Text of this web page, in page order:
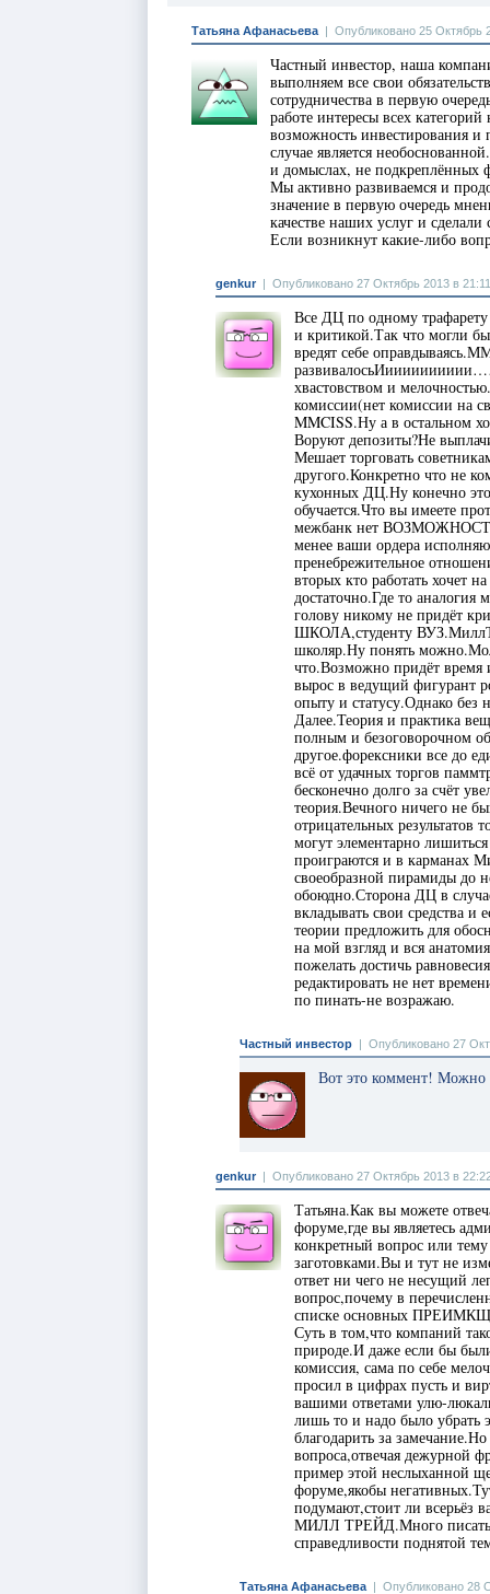
Татьяна Афанасьева Опубликовано 25 Октябрь
Частный инвестор, наша
выполняем все свои
сотрудничества в первую
работе интересы всех
возможность инвестирования
случае является
и домыслах, не подкреплённых
Мы активно развиваемся и
значение в первую очередь
качестве наших услуг и
Если возникнут какие-либо
genkur| Опубликовано 27 Октябрь 2013 в 21:11
Все ДЦ по одному
и критикой.Так что могли
вредят себе
хвастовством и
комиссии(нет комиссии на
MMCISS.Ну а в остальном
Воруют депозиты?Не
Мешает торговать
другого.Конкретно что не
кухонных ДЦ.Ну конечно
обучается.Что вы имеете
межбанк нет ВОЗМОЖНОСТИ
менее ваши ордера
пренебрежительное
вторых кто работать хочет
достаточно.Где то
голову никому не придёт
ШКОЛА,студенту
школяр.Ну понять
что.Возможно придёт время
вырос в ведущий фигурант
опыту и статусу.Однако без
Далее.Теория и практика
полным и безоговорочном
другое.форексники все до
всё от удачных торгов
бесконечно долго за счёт
теория.Вечного ничего не
отрицательных результатов
могут элементарно
проиграются и в карманах
своеобразной пирамиды до
обоюдно.Сторона ДЦ в
вкладывать свои средства
теории предложить для
на мой взгляд и вся
пожелать достичь
редактировать не нет
по пинать-не возражаю.
Частный инвестор Опубликовано 27
Вот это коммент! Можно
genkur| Опубликовано 27 Октябрь 2013 в
Татьяна.Как вы можете
форуме,где вы являетесь
конкретный вопрос или
заготовками.Вы и тут не
ответ ни чего не несущий
вопрос,почему в
списке основных
Суть в том,что компаний
природе.И даже если бы
комиссия, сама по себе
просил в цифрах пусть и
вашими ответами улю-
лишь то и надо было убрать
благодарить за
вопроса,отвечая дежурной
пример этой неслыханной
форуме,якобы
подумают,стоит ли
МИЛЛ ТРЕЙД.Много писать
справедливости
Татьяна Афанасьева Опубликовано 28